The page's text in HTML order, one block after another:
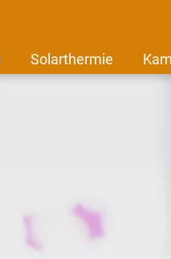
Solarthermie